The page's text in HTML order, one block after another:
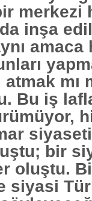
merkezi
inşa
atmak
Bu iş
siyaseti
bir
oluştu.
siyasi